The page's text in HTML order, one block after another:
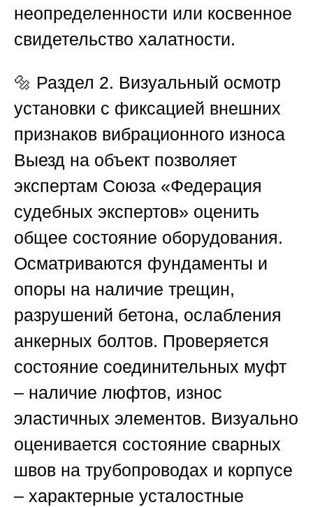
неопределенности или косвенное
свидетельство халатности.
🔩 Раздел 2. Визуальный осмотр
установки с фиксацией внешних
признаков вибрационного износа
Выезд на объект позволяет
экспертам Союза «Федерация
судебных экспертов» оценить
общее состояние оборудования.
Осматриваются фундаменты и
опоры на наличие трещин,
разрушений бетона, ослабления
анкерных болтов. Проверяется
состояние соединительных муфт
– наличие люфтов, износ
эластичных элементов. Визуально
оценивается состояние сварных
швов на трубопроводах и корпусе
– характерные усталостные